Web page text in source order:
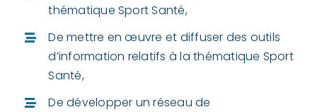
thématique Sport Santé,
De mettre en œuvre et diffuser des outils
d’information relatifs à la thématique Sport
Santé,
De développer un réseau de